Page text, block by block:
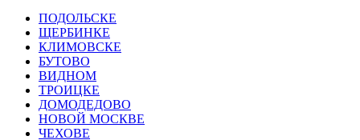
ПОДОЛЬСКЕ
ЩЕРБИНКЕ
КЛИМОВСКЕ
БУТОВО
ВИДНОМ
ТРОИЦКЕ
ДОМОДЕДОВО
НОВОЙ МОСКВЕ
ЧЕХОВЕ